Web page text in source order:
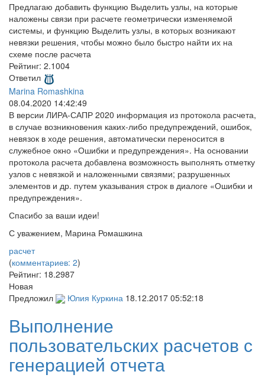
Предлагаю добавить функцию Выделить узлы, на которые
наложены связи при расчете геометрически изменяемой
системы, и функцию Выделить узлы, в которых возникают
невязки решения, чтобы можно было быстро найти их на
схеме после расчета
Рейтинг: 2.1004
Ответил
Marina Romashkina
08.04.2020 14:42:49
В версии ЛИРА-САПР 2020 информация из протокола расчета,
в случае возникновения каких-либо предупреждений, ошибок,
невязок в ходе решения, автоматически переносится в
служебное окно «Ошибки и предупреждения». На основании
протокола расчета добавлена возможность выполнять отметку
узлов с невязкой и наложенными связями; разрушенных
элементов и др. путем указывания строк в диалоге «Ошибки и
предупреждения».
Спасибо за ваши идеи!
С уважением, Марина Ромашкина
расчет
(комментариев: 2)
Рейтинг: 18.2987
Новая
Предложил
Юлия Куркина 18.12.2017 05:52:18
Выполнение
пользовательских расчетов с
генерацией отчета